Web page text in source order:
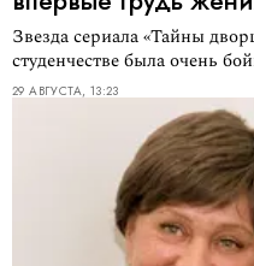
Звезда сериала «Тайны
студенчестве была очень
29 АВГУСТА, 13:23